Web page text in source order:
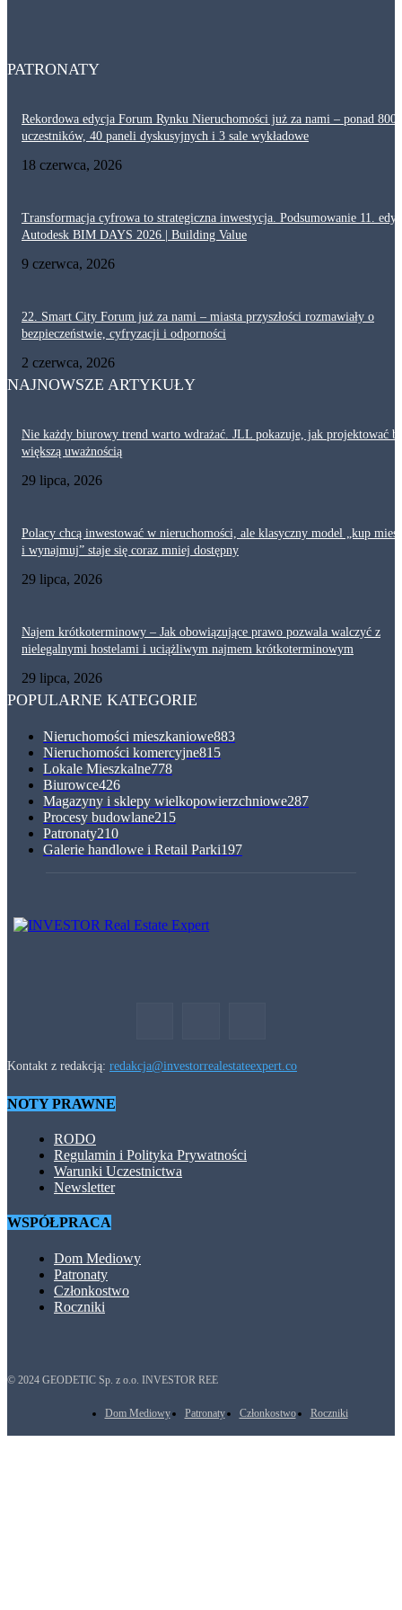
PATRONATY
Rekordowa edycja Forum Rynku Nieruchomości już za nami – ponad 800
uczestników, 40 paneli dyskusyjnych i 3 sale wykładowe
18 czerwca, 2026
Transformacja cyfrowa to strategiczna inwestycja. Podsumowanie 11.
Autodesk BIM DAYS 2026 | Building Value
9 czerwca, 2026
22. Smart City Forum już za nami – miasta przyszłości rozmawiały o
bezpieczeństwie, cyfryzacji i odporności
2 czerwca, 2026
NAJNOWSZE ARTYKUŁY
Nie każdy biurowy trend warto wdrażać. JLL pokazuje, jak projektować
większą uważnością
29 lipca, 2026
Polacy chcą inwestować w nieruchomości, ale klasyczny model „kup
i wynajmuj” staje się coraz mniej dostępny
29 lipca, 2026
Najem krótkoterminowy – Jak obowiązujące prawo pozwala walczyć z
nielegalnymi hostelami i uciążliwym najmem krótkoterminowym
29 lipca, 2026
POPULARNE KATEGORIE
Nieruchomości mieszkaniowe883
Nieruchomości komercyjne815
Lokale Mieszkalne778
Biurowce426
Magazyny i sklepy wielkopowierzchniowe287
Procesy budowlane215
Patronaty210
Galerie handlowe i Retail Parki197
Kontakt z redakcją: redakcja@investorrealestateexpert.co
NOTY PRAWNE
RODO
Regulamin i Polityka Prywatności
Warunki Uczestnictwa
Newsletter
WSPÓŁPRACA
Dom Mediowy
Patronaty
Członkostwo
Roczniki
© 2024 GEODETIC Sp. z o.o. INVESTOR REE
Dom Mediowy Patronaty Członkostwo Roczniki